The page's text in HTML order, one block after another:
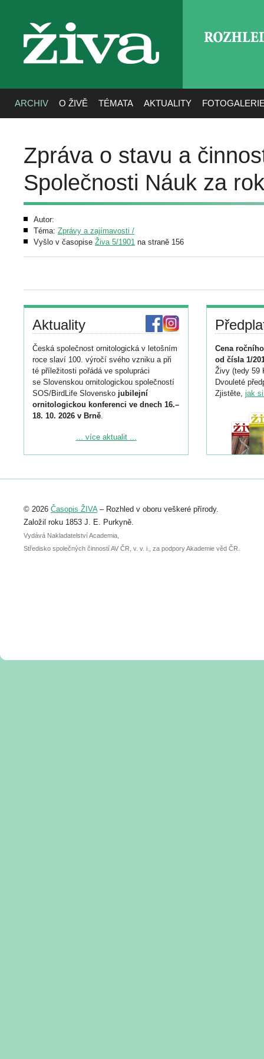
živa
ARCHIV O ŽIVĚ TÉMATA AKTUALITY
Zpráva o stavu a
Společnosti Náuk za
Autor:
Téma: Zprávy a zajímavosti /
Vyšlo v časopise Živa 5/1901 na straně 156
Aktuality
Česká společnost ornitologická v letošním
roce slaví 100. výročí svého vzniku a při
té příležitosti pořádá ve spolupráci
se Slovenskou ornitologickou společností
SOS/BirdLife Slovensko jubilejní
ornitologickou konferenci ve dnech 16.–
18. 10. 2026 v Brně.
Podrobnější informace ke konferenci
Registrovat se můžete do 6. září.
abstraktu přihlášené přednášky nebo
posteru je už 30. června.
... více aktualit ...
Cena
od čísla 1/
Živy (tedy 59
Dvouleté
Zjistěte, jak
© 2026 Časopis ŽIVA– Rozhled v oboru veškeré přírody.
Založil roku 1853 J. E. Purkyně.
Vydává Nakladatelství Academia,
Středisko společných činností AV ČR, v. v. i., za podpory Akademie věd ČR.